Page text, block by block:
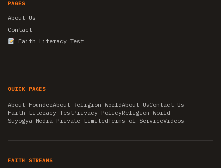
PAGES
About Us
Contact
Faith Literacy Test
QUICK PAGES
About FounderAbout Religion WorldAbout UsContact Us
Faith Literacy TestPrivacy PolicyReligion World
Suyogya Media Private LimitedTerms of ServiceVideos
FAITH STREAMS